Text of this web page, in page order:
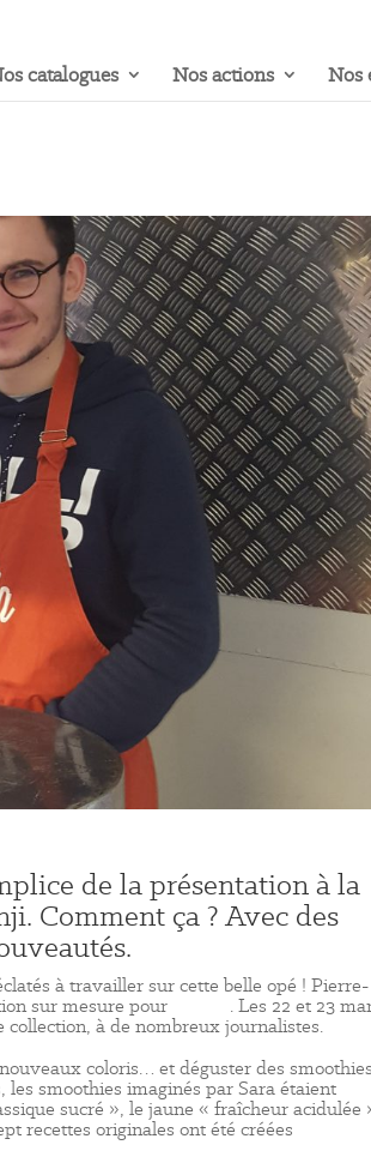
catalogues Nos actions Nos
de la présentation à la
Comment ça ? Avec des
à travailler sur cette belle opé ! Pierre-
sur mesure pour
. Les 22 et 23
collection, à de nombreux journalistes.
coloris… et déguster des
smoothies imaginés par Sara étaient
sucré », le jaune « fraîcheur acidulée
recettes originales ont été créées